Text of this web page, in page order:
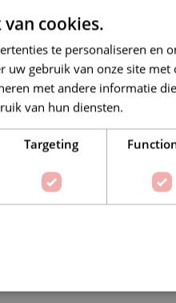
INFORMATIE
en een subtiel
en
cookies.
te personaliseren en
gebruik van onze site met
met andere informatie
van hun diensten.
Targeting